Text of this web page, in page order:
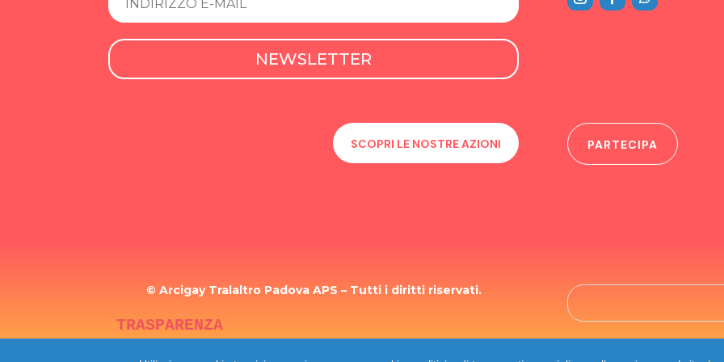
NEWSLETTER
SCOPRI LE NOSTRE AZIONI PARTECIPA
© Arcigay Tralaltro Padova APS – Tutti i diritti riservati.
TRASPARENZA